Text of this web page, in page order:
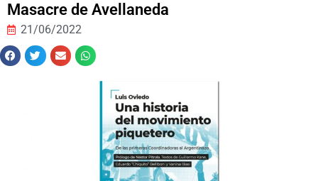
Masacre de Avellaneda
21/06/2022